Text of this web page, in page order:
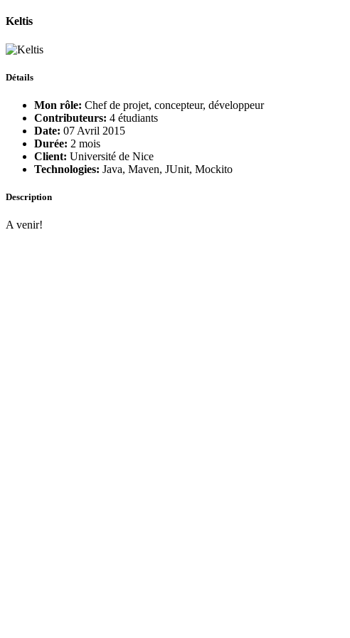
Keltis
Détails
Mon rôle: Chef de projet, concepteur, développeur
Contributeurs: 4 étudiants
Date: 07 Avril 2015
Durée: 2 mois
Client: Université de Nice
Technologies: Java, Maven, JUnit, Mockito
Description
A venir!